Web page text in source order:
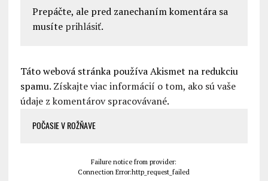
Prepáčte, ale pred zanechaním komentára sa
musíte prihlásiť.
Táto webová stránka používa Akismet na redukciu
spamu. Získajte viac informácií o tom, ako sú vaše
údaje z komentárov spracovávané.
POČASIE V ROŽŇAVE
Failure notice from provider:
Connection Error:http_request_failed